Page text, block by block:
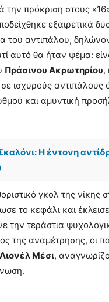
την πρόκριση στους
εξαιρετικά
του αντιπάλου,
αυτό θα ήταν ψέμα:
Πράσινου Ακρωτηρίου,
ισχυρούς
και αμυντική
Η έντονη
γκολ της νίκης
το κεφάλι και
την τεράστια
της αναμέτρησης, οι
Λιονέλ Μέσι,